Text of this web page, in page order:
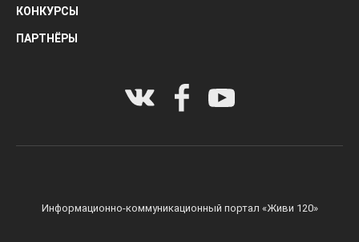
КОНКУРСЫ
ПАРТНЁРЫ
Информационно-коммуникационный портал «Живи 120»